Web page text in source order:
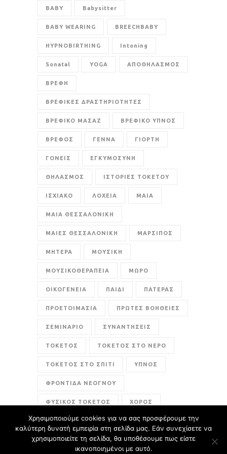
BABY Babysitter
BABY WEARING BREECHBABY
HYPNOBIRTHING Intoning
Sonatal YOGA ΑΠΟΘΗΛΑΣΜΟΣ
ΒΡΕΦΗ
ΒΡΕΦΙΚΕΣ ΔΡΑΣΤΗΡΙΟΤΗΤΕΣ
ΒΡΕΦΙΚΟ ΜΑΣΑΖ ΒΡΕΦΙΚΟ ΥΠΝΟΣ
ΒΡΕΦΟΣ ΓΕΝΝΑ ΓΙΟΡΤΗ
ΓΟΝΕΙΣ ΕΓΚΥΜΟΣΥΝΗ
ΘΗΛΑΣΜΟΣ ΙΣΤΟΡΙΕΣ ΤΟΚΕΤΟΥ
ΙΣΧΙΑΚΟ ΛΟΧΕΙΑ ΜΑΙΑ
ΜΑΙΑ ΘΕΣΣΑΛΟΝΙΚΗ
ΜΑΙΕΣ ΘΕΣΣΑΛΟΝΙΚΗ ΜΑΡΣΙΠΟΣ
ΜΗΤΕΡΑ ΜΟΥΣΙΚΗ
ΜΟΥΣΙΚΟΘΕΡΑΠΕΙΑ ΜΩΡΟ
ΟΙΚΟΓΕΝΕΙΑ ΠΑΙΔΙ ΠΑΤΕΡΑΣ
ΠΡΟΕΤΟΙΜΑΣΙΑ ΠΡΩΤΕΣ ΒΟΗΘΕΙΕΣ
ΣΕΜΙΝΑΡΙΟ ΣΥΝΑΝΤΗΣΕΙΣ
ΤΟΚΕΤΟΣ ΤΟΚΕΤΟΣ ΣΤΟ ΝΕΡΟ
ΤΟΚΕΤΟΣ ΣΤΟ ΣΠΙΤΙ ΥΠΝΟΣ
ΦΡΟΝΤΙΔΑ ΝΕΟΓΝΟΥ
ΦΥΣΙΚΟΣ ΤΟΚΕΤΟΣ ΧΟΡΟΣ
ενσυναίσθηση
Χρησιμοποιούμε cookies για να σας προσφέρουμε την
καλύτερη δυνατή εμπειρία στη σελίδα μας. Εάν συνεχίσετε να
χρησιμοποιείτε τη σελίδα, θα υποθέσουμε πως είστε
ικανοποιημένοι με αυτό.